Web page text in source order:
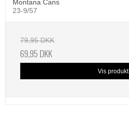
Montana Cans
23-9/57
79,95 DKK
69,95 DKK
Vis produkt